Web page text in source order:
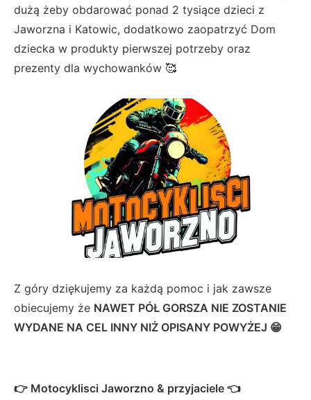
dużą żeby obdarować ponad 2 tysiące dzieci z
Jaworzna i Katowic, dodatkowo zaopatrzyć Dom
dziecka w produkty pierwszej potrzeby oraz
prezenty dla wychowanków 🥰
Z góry dziękujemy za każdą pomoc i jak zawsze
obiecujemy że NAWET PÓŁ GORSZA NIE ZOSTANIE
WYDANE NA CEL INNY NIŻ OPISANY POWYŻEJ 😁
👉 Motocyklisci Jaworzno & przyjaciele 👈